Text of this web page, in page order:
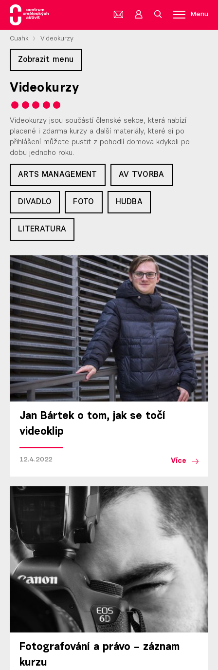
Menu
Cuahk Videokurzy
Zobrazit menu
Videokurzy
Videokurzy jsou součástí členské sekce, která nabízí
placené i zdarma kurzy a další materiály, které si po
přihlášení můžete pustit z pohodlí domova kdykoli po
dobu jednoho roku.
ARTS MANAGEMENT AV TVORBA
DIVADLO FOTO HUDBA
LITERATURA
Jan Bártek o tom, jak se točí
videoklip
12.4.2022 Více
Fotografování a právo – záznam
kurzu